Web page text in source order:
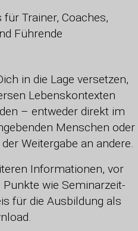
Trainer, Coaches,
Führende
in die Lage versetzen,
Lebenskontexten
– entweder direkt im
Menschen oder
Weitergabe an andere.
Informationen, vor
wie Seminarzeit-
für die Ausbildung als